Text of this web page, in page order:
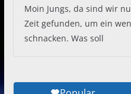
Moin Jungs, da sind wir
Zeit gefunden, um ein
schnacken. Was soll